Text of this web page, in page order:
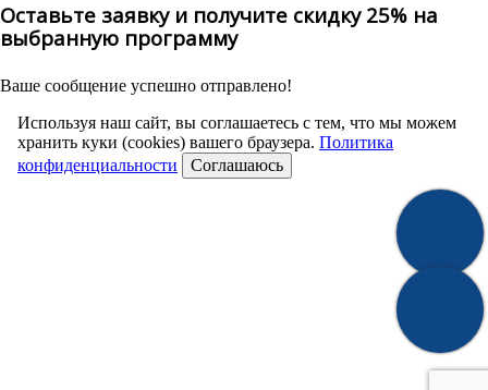
Оставьте заявку и получите скидку 25% на
выбранную программу
Ваше сообщение успешно отправлено!
Используя наш сайт, вы соглашаетесь с тем, что мы можем
хранить куки (cookies) вашего браузера. Политика
конфиденциальности
Соглашаюсь